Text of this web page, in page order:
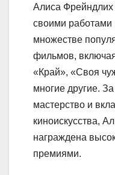
Алиса Фрейндлих
своими работами
множестве
фильмов,
«Край», «Своя
многие другие.
мастерство и
киноискусства,
награждена
премиями.